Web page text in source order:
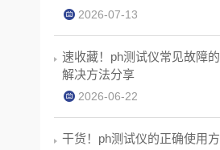
2026-07-13
速收藏！ph测试仪常见故障的
解决方法分享
2026-06-22
干货！ph测试仪的正确使用方